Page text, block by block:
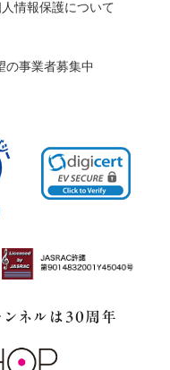
情報保護について
の事業者募集中